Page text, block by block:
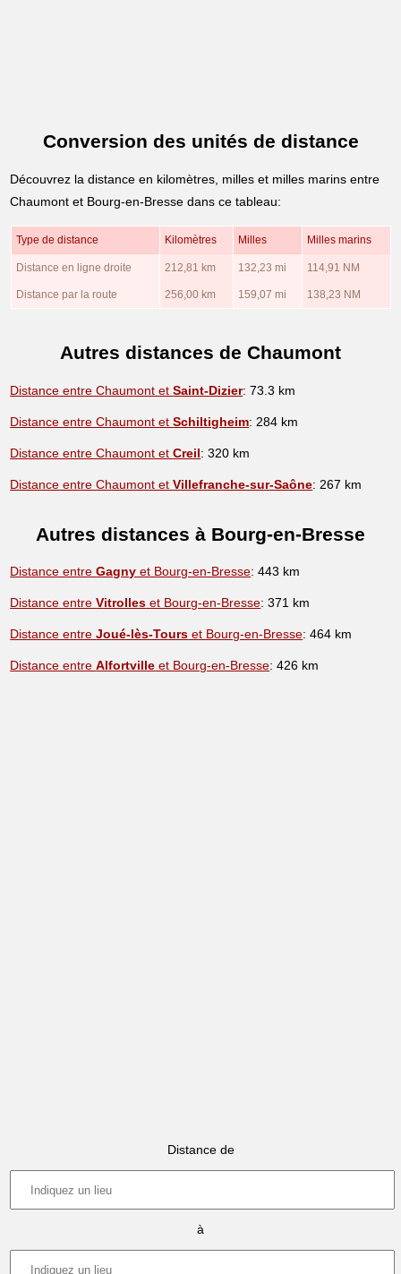
Conversion des unités de distance
Découvrez la distance en kilomètres, milles et milles marins entre
Chaumont et Bourg-en-Bresse dans ce tableau:
Type de distance Kilomètres Milles Milles marins
Distance en ligne droite 212,81 km 132,23 mi 114,91 NM
Distance par la route 256,00 km 159,07 mi 138,23 NM
Autres distances de Chaumont
Distance entre Chaumont etSaint-Dizier: 73.3 km
Distance entre Chaumont etSchiltigheim: 284 km
Distance entre Chaumont etCreil: 320 km
Distance entre Chaumont etVillefranche-sur-Saône: 267 km
Autres distances à Bourg-en-Bresse
Distance entreGagny et Bourg-en-Bresse: 443 km
Distance entreVitrolles et Bourg-en-Bresse: 371 km
Distance entreJoué-lès-Tours et Bourg-en-Bresse: 464 km
Distance entreAlfortville et Bourg-en-Bresse: 426 km
Distance de
à